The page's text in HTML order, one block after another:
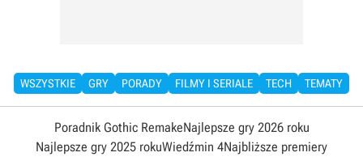
WSZYSTKIE GRY PORADY FILMY I SERIALE TECH TEMATY
Poradnik Gothic RemakeNajlepsze gry 2026 roku
Najlepsze gry 2025 rokuWiedźmin 4Najbliższe premiery